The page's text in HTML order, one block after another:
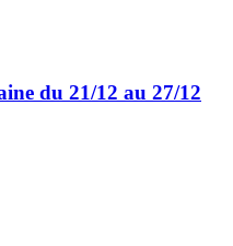
du 21/12 au 27/12